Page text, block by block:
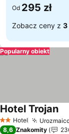
Od 295 zł
Zobacz ceny z 3
Popularny obiekt
2 Kategoria
Hotel
Hotel Trojan
8,6 Znakomity